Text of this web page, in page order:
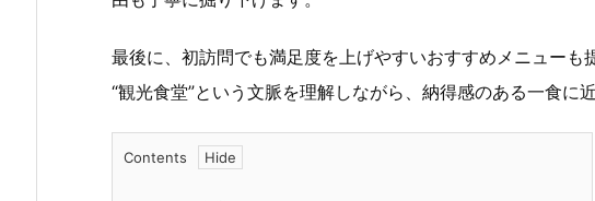
最後に、初訪問でも満足度を上げやすいおすすめメニューも
“観光食堂”という文脈を理解しながら、納得感のある一食に
Contents